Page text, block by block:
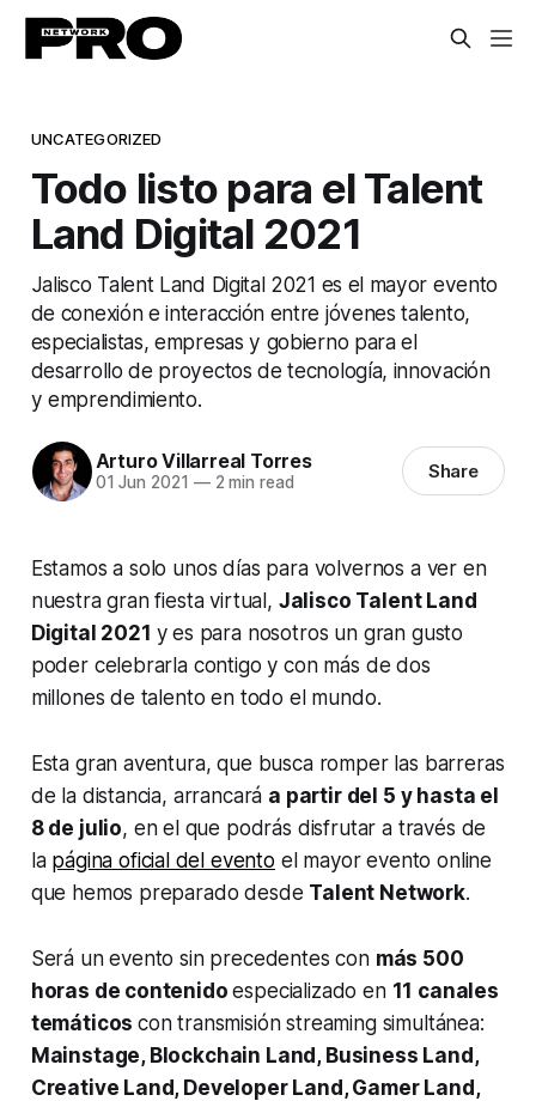
UNCATEGORIZED
Todo listo para el Talent
Land Digital 2021
Jalisco Talent Land Digital 2021 es el mayor evento
de conexión e interacción entre jóvenes talento,
especialistas, empresas y gobierno para el
desarrollo de proyectos de tecnología, innovación
y emprendimiento.
Arturo Villarreal Torres
01 Jun 2021 —2 min read Share
Estamos a solo unos días para volvernos a ver en
nuestra gran fiesta virtual, Jalisco Talent Land
Digital 2021 y es para nosotros un gran gusto
poder celebrarla contigo y con más de dos
millones de talento en todo el mundo.
Esta gran aventura, que busca romper las barreras
de la distancia, arrancará a partir del 5 y hasta el
8 de julio, en el que podrás disfrutar a través de
la página oficial del evento el mayor evento online
que hemos preparado desde Talent Network.
Será un evento sin precedentes con más 500
horas de contenidoespecializado en 11 canales
temáticoscon transmisión streaming simultánea:
Mainstage, Blockchain Land, Business Land,
Creative Land, Developer Land, Gamer Land,